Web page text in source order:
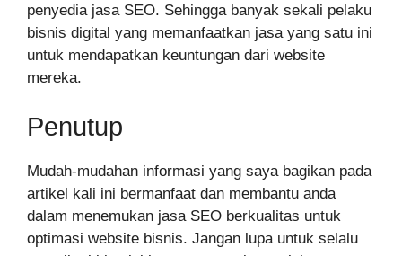
penyedia jasa SEO. Sehingga banyak sekali pelaku
bisnis digital yang memanfaatkan jasa yang satu ini
untuk mendapatkan keuntungan dari website
mereka.
Penutup
Mudah-mudahan informasi yang saya bagikan pada
artikel kali ini bermanfaat dan membantu anda
dalam menemukan jasa SEO berkualitas untuk
optimasi website bisnis. Jangan lupa untuk selalu